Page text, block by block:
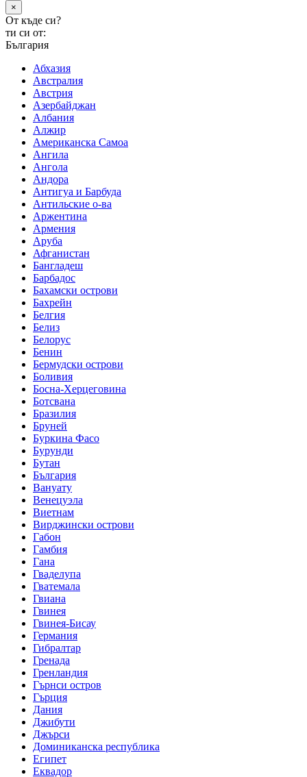
×
От къде си?
ти си от:
България
Абхазия
Австралия
Австрия
Азербайджан
Албания
Алжир
Американска Самоа
Ангила
Ангола
Андора
Антигуа и Барбуда
Антильские о-ва
Аржентина
Армения
Аруба
Афганистан
Бангладеш
Барбадос
Бахамски острови
Бахрейн
Белгия
Белиз
Белорус
Бенин
Бермудски острови
Боливия
Босна-Херцеговина
Ботсвана
Бразилия
Бруней
Буркина Фасо
Бурунди
Бутан
България
Вануату
Венецуэла
Виетнам
Вирджински острови
Габон
Гамбия
Гана
Гваделупа
Гватемала
Гвиана
Гвинея
Гвинея-Бисау
Германия
Гибралтар
Гренада
Гренландия
Гърнси остров
Гърция
Дания
Джибути
Джърси
Доминиканска республика
Египет
Еквадор